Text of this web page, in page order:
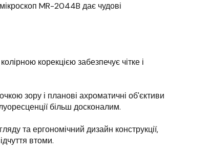
мікроскоп MR-2044B дає чудові
корекцією забезпечує чітке і
зору і планові ахроматичні об'єктиви
більш досконалим.
та ергономічний дизайн конструкції,
втоми.